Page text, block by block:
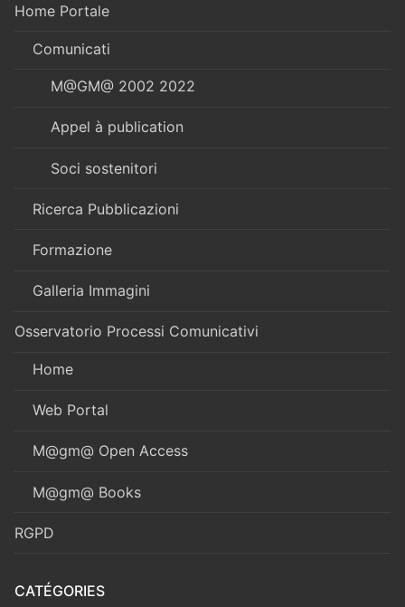
Home Portale
Comunicati
M@GM@ 2002 2022
Appel à publication
Soci sostenitori
Ricerca Pubblicazioni
Formazione
Galleria Immagini
Osservatorio Processi Comunicativi
Home
Web Portal
M@gm@ Open Access
M@gm@ Books
RGPD
CATÉGORIES